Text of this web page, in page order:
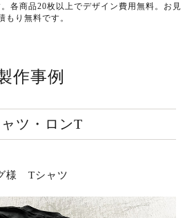
各商品20枚以上でデザイン費用無料。お見
もり無料です。
作事例
ツ・ロンT
様 Tシャツ